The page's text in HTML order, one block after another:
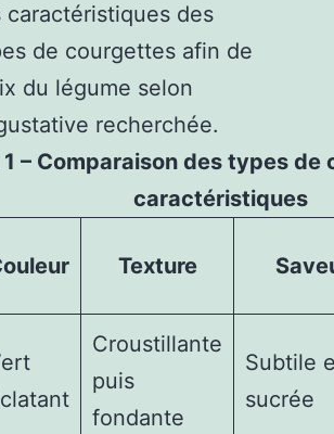
caractéristiques des
de courgettes afin de
du légume selon
recherchée.
– Comparaison des types
caractéristiques
Texture
Croustillante
puis
fondante
Subtile
sucrée